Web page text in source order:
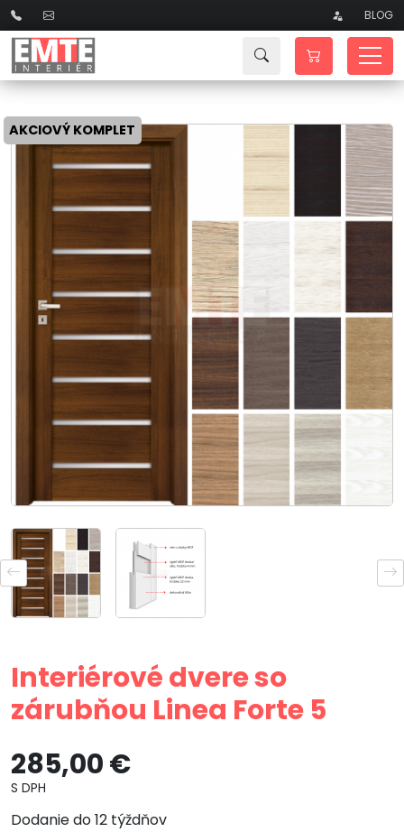
BLOG
AKCIOVÝ KOMPLET
Interiérové dvere so
zárubňou Linea Forte 5
285,00 €
S DPH
Dodanie do 12 týždňov